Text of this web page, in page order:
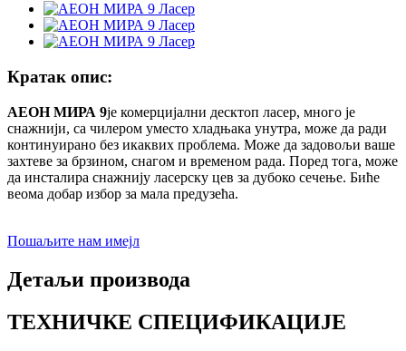
Кратак опис:
АЕОН МИРА 9је комерцијални десктоп ласер, много је
снажнији, са чилером уместо хладњака унутра, може да ради
континуирано без икаквих проблема. Може да задовољи ваше
захтеве за брзином, снагом и временом рада. Поред тога, може
да инсталира снажнију ласерску цев за дубоко сечење. Биће
веома добар избор за мала предузећа.
Пошаљите нам имејл
Детаљи производа
ТЕХНИЧКЕ СПЕЦИФИКАЦИЈЕ